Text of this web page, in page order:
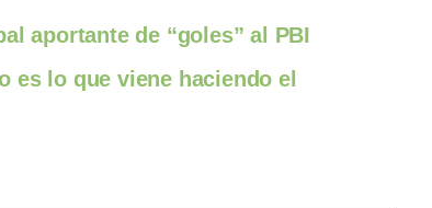
aportante de “goles” al PBI
es lo que viene haciendo el